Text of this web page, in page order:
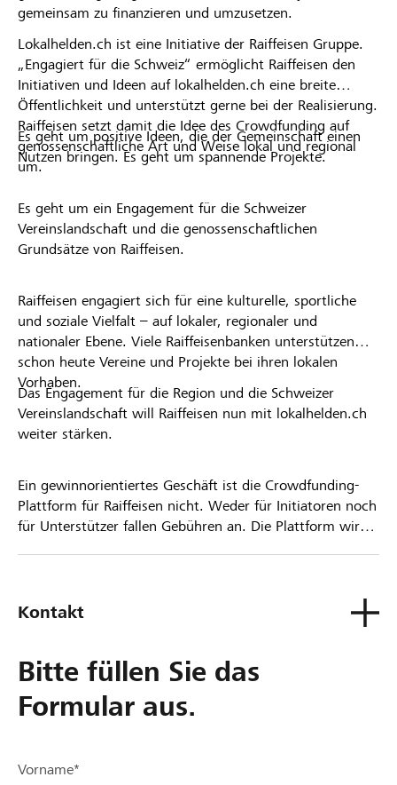
gemeinsam zu finanzieren und umzusetzen.
Lokalhelden.ch ist eine Initiative der Raiffeisen Gruppe.
„Engagiert für die Schweiz“ ermöglicht Raiffeisen den
Initiativen und Ideen auf lokalhelden.ch eine breite
Öffentlichkeit und unterstützt gerne bei der Realisierung.
Raiffeisen setzt damit die Idee des Crowdfunding auf
genossenschaftliche Art und Weise lokal und regional
um.
Es geht um positive Ideen, die der Gemeinschaft einen
Nutzen bringen. Es geht um spannende Projekte.
Es geht um ein Engagement für die Schweizer
Vereinslandschaft und die genossenschaftlichen
Grundsätze von Raiffeisen.
Raiffeisen engagiert sich für eine kulturelle, sportliche
und soziale Vielfalt – auf lokaler, regionaler und
nationaler Ebene. Viele Raiffeisenbanken unterstützen
schon heute Vereine und Projekte bei ihren lokalen
Vorhaben.
Das Engagement für die Region und die Schweizer
Vereinslandschaft will Raiffeisen nun mit lokalhelden.ch
weiter stärken.
Ein gewinnorientiertes Geschäft ist die Crowdfunding-
Plattform für Raiffeisen nicht. Weder für Initiatoren noch
für Unterstützer fallen Gebühren an. Die Plattform wird
Kontakt
Bitte füllen Sie das
Formular aus.
Vorname*